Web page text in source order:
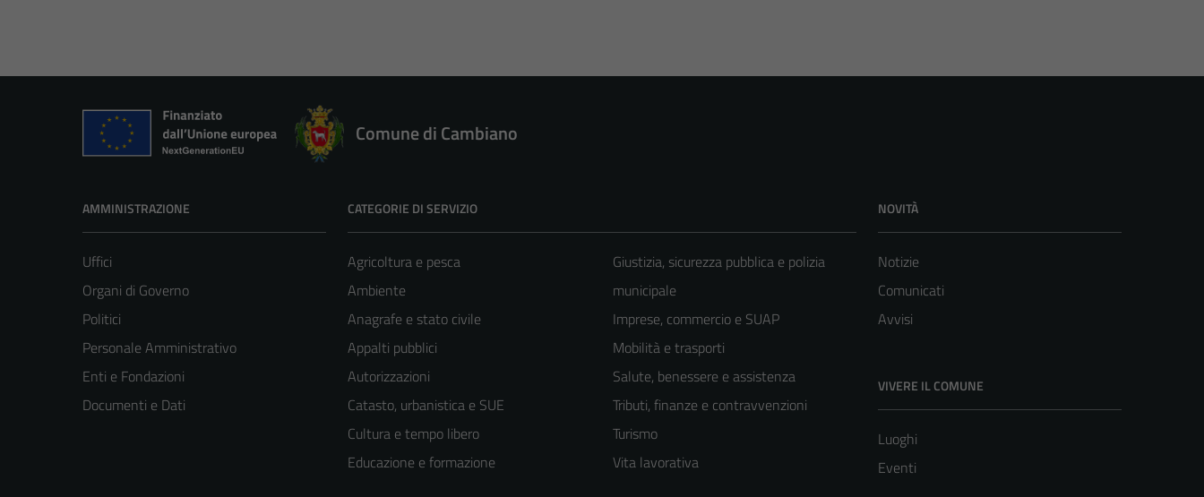
Comune di Cambiano
AMMINISTRAZIONE
Uffici
Organi di Governo
Politici
Personale Amministrativo
Enti e Fondazioni
Documenti e Dati
CATEGORIE DI SERVIZIO
Agricoltura e pesca
Ambiente
Anagrafe e stato civile
Appalti pubblici
Autorizzazioni
Catasto, urbanistica e SUE
Cultura e tempo libero
Educazione e formazione
Giustizia, sicurezza pubblica e polizia
municipale
Imprese, commercio e SUAP
Mobilità e trasporti
Salute, benessere e assistenza
Tributi, finanze e contravvenzioni
Turismo
Vita lavorativa
NOVITÀ
Notizie
Comunicati
Avvisi
VIVERE IL COMUNE
Luoghi
Eventi